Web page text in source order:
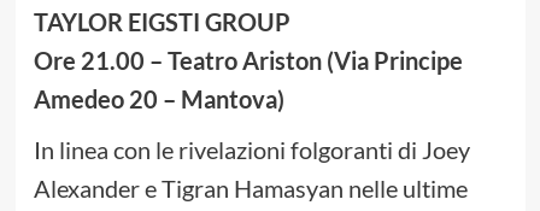
TAYLOR EIGSTI GROUP
Ore 21.00 – Teatro Ariston (Via Principe
Amedeo 20 – Mantova)
In linea con le rivelazioni folgoranti di Joey
Alexander e Tigran Hamasyan nelle ultime